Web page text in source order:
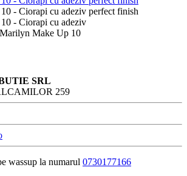
SRL
259
wassup la numarul 0730177166